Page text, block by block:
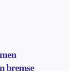
bremse